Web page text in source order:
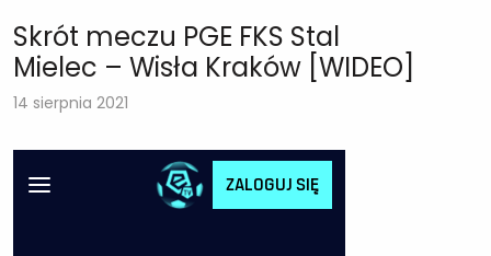
Skrót meczu PGE FKS Stal
Mielec – Wisła Kraków [WIDEO]
14 sierpnia 2021